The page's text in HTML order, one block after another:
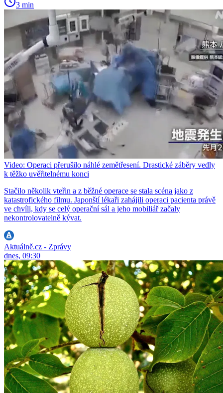
3 min
Video: Operaci přerušilo náhlé zemětřesení. Drastické záběry vedly
k těžko uvěřitelnému konci
Stačilo několik vteřin a z běžné operace se stala scéna jako z
katastrofického filmu. Japonští lékaři zahájili operaci pacienta právě
ve chvíli, kdy se celý operační sál a jeho mobiliář začaly
nekontrolovatelně kývat.
Aktuálně.cz - Zprávy
dnes, 09:30